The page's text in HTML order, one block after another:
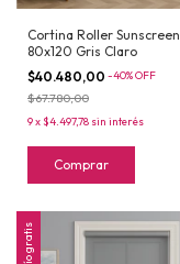
Cortina Roller Sunscreen
80x120 Gris Claro
$40.480,00 -40%OFF
$67.780,00
9x$4.497,78 sin interés
Comprar